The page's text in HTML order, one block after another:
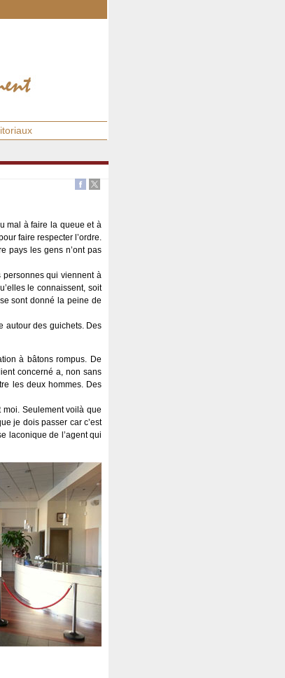
mal à faire la queue et à
faire respecter l’ordre.
pays les gens n’ont pas
personnes qui viennent à
le connaissent, soit
sont donné la peine de
autour des guichets. Des
à bâtons rompus. De
concerné a, non sans
les deux hommes. Des
moi. Seulement voilà que
je dois passer car c’est
laconique de l’agent qui